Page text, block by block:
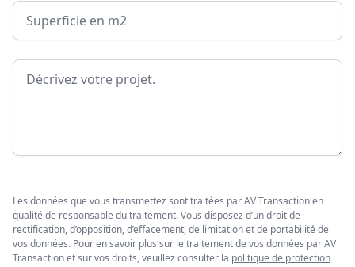
Surface
Message
Les données que vous transmettez sont traitées par AV Transaction en
qualité de responsable du traitement. Vous disposez d’un droit de
rectification, d’opposition, d’effacement, de limitation et de portabilité de
vos données. Pour en savoir plus sur le traitement de vos données par AV
Transaction et sur vos droits, veuillez consulter la politique de protection